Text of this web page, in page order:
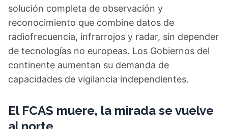
solución completa de observación y
reconocimiento que combine datos de
radiofrecuencia, infrarrojos y radar, sin depender
de tecnologías no europeas. Los Gobiernos del
continente aumentan su demanda de
capacidades de vigilancia independientes.
El FCAS muere, la mirada se vuelve